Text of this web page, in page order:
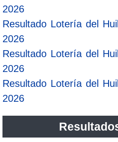
2026
Resultado Lotería del
2026
Resultado Lotería del
2026
Resultado Lotería del
2026